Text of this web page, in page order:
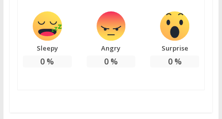
Sleepy
0 %
Angry
0%
Surprise
0%